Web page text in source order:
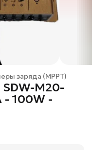
заряда (MPPT)
M20-
- 100W -